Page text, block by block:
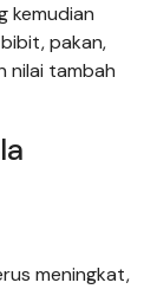
kemudian
pakan,
nilai tambah
meningkat,